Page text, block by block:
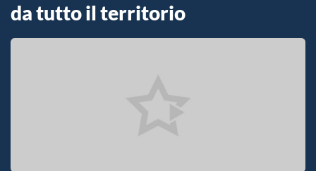
da tutto il territorio